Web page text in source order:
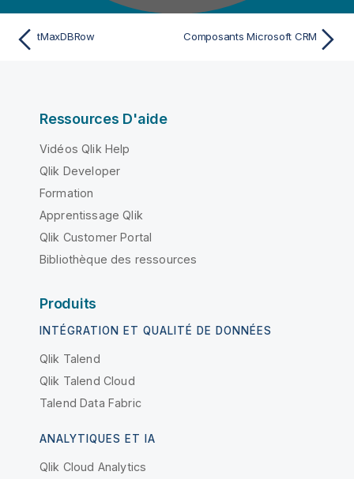
tMaxDBRow Composants Microsoft CRM
Ressources D'aide
Vidéos Qlik Help
Qlik Developer
Formation
Apprentissage Qlik
Qlik Customer Portal
Bibliothèque des ressources
Produits
INTÉGRATION ET QUALITÉ DE DONNÉES
Qlik Talend
Qlik Talend Cloud
Talend Data Fabric
ANALYTIQUES ET IA
Qlik Cloud Analytics